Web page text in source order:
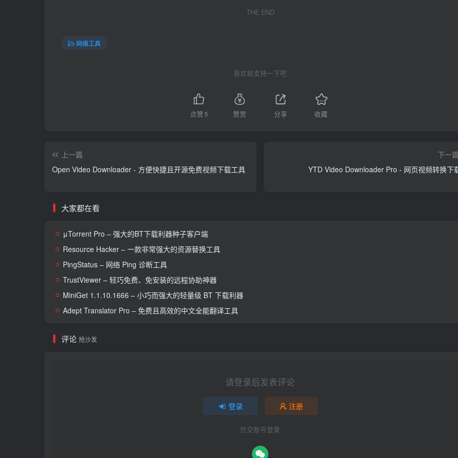
THE END
网络工具
喜欢就支持一下吧
点赞 5 赞赏 分享 收藏
上一篇
Open Video Downloader - 方便快捷且开源免费视频下载工具
下一篇
YTD Video Downloader Pro - 网页视频转换下
大家都在看
μTorrent Pro – 强大的BT下载利器种子客户端
Resource Hacker – 一款非常强大的资源替换工具
PingStatus – 网络 Ping 诊断工具
TrustViewer – 轻巧免费、免安装的远程协助神器
MiniGet 1.1.10.1666 – 小巧而强大的轻量级 BT 下载利器
Adept Translator Pro – 免费且高效的中文全能翻译工具
评论 抢沙发
请登录后发表评论
登录 注册
社交账号登录